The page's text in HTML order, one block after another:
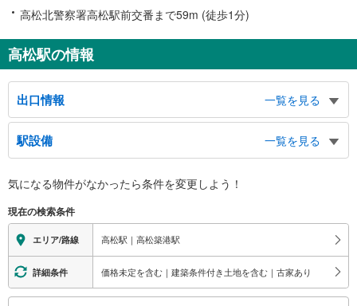
高松北警察署高松駅前交番まで59m (徒歩1分)
高松駅の情報
出口情報
一覧を見る
東口
高松港方面（フェリー・客船のりば）、路線バスのりば、ＪＲホテルクレメン
ト高松、高松シンボルタワー（サンポートホール高松・国際会議場）、ことで
ん高松築港駅、タクシーのりば
南口
みどりの窓口、ＪＲ四国旅行センター、駅レンタカー、高速バスのりば
駅設備
一覧を見る
※段差なしでの移動経路
地上⇔改札⇔ホーム：○
トイレ
《車椅子対応》
・改札外
その他
気になる物件がなかったら条件を変更しよう！
現在の検索条件
エリア/路線 高松駅｜高松築港駅
詳細条件 価格未定を含む｜建築条件付き土地を含む｜古家あり